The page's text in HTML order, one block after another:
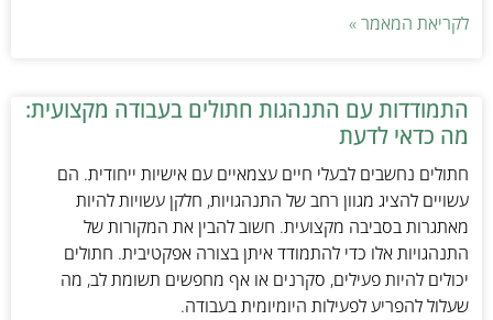
לקריאת המאמר »
התמודדות עם התנהגות חתולים בעבודה מקצועית:
מה כדאי לדעת
חתולים נחשבים לבעלי חיים עצמאיים עם אישיות ייחודית. הם
עשויים להציג מגוון רחב של התנהגויות, חלקן עשויות להיות
מאתגרות בסביבה מקצועית. חשוב להבין את המקורות של
התנהגויות אלו כדי להתמודד איתן בצורה אפקטיבית. חתולים
יכולים להיות פעילים, סקרנים או אף מחפשים תשומת לב, מה
שעלול להפריע לפעילות היומיומית בעבודה.